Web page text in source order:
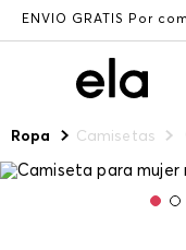
ENVÍO GRATIS Por
Ropa Camisetas